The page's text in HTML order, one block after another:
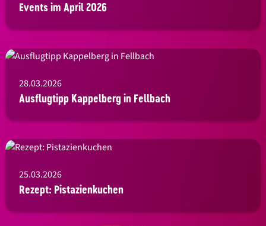
Events im April 2026
28.03.2026
Ausflugtipp Kappelberg in Fellbach
25.03.2026
Rezept: Pistazienkuchen